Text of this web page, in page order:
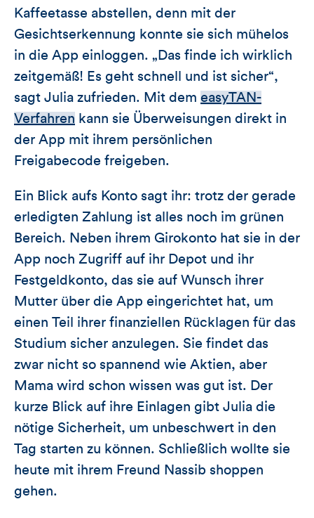
Kaffeetasse abstellen, denn mit der
Gesichtserkennung konnte sie sich mühelos
in die App einloggen. „Das finde ich wirklich
zeitgemäß! Es geht schnell und ist sicher“,
sagt Julia zufrieden. Mit dem easyTAN-
Verfahren kann sie Überweisungen direkt in
der App mit ihrem persönlichen
Freigabecode freigeben.
Ein Blick aufs Konto sagt ihr: trotz der gerade
erledigten Zahlung ist alles noch im grünen
Bereich. Neben ihrem Girokonto hat sie in der
App noch Zugriff auf ihr Depot und ihr
Festgeldkonto, das sie auf Wunsch ihrer
Mutter über die App eingerichtet hat, um
einen Teil ihrer finanziellen Rücklagen für das
Studium sicher anzulegen. Sie findet das
zwar nicht so spannend wie Aktien, aber
Mama wird schon wissen was gut ist. Der
kurze Blick auf ihre Einlagen gibt Julia die
nötige Sicherheit, um unbeschwert in den
Tag starten zu können. Schließlich wollte sie
heute mit ihrem Freund Nassib shoppen
gehen.